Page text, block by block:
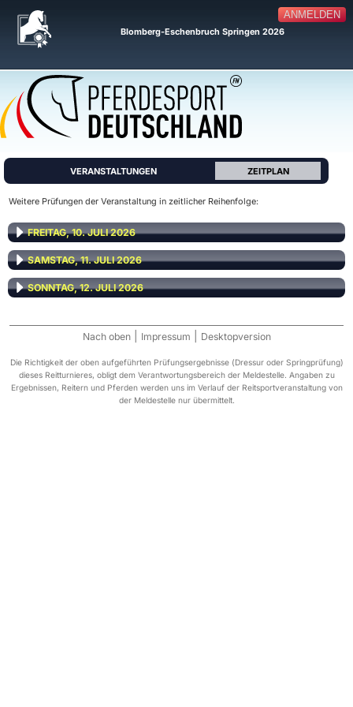
ANMELDEN
Blomberg-Eschenbruch Springen 2026
VERANSTALTUNGEN ZEITPLAN
Weitere Prüfungen der Veranstaltung in zeitlicher Reihenfolge:
FREITAG, 10. JULI 2026
SAMSTAG, 11. JULI 2026
SONNTAG, 12. JULI 2026
Nach oben Impressum Desktopversion
Die Richtigkeit der oben aufgeführten Prüfungsergebnisse (Dressur oder Springprüfung)
dieses Reitturnieres, obligt dem Verantwortungsbereich der Meldestelle. Angaben zu
Ergebnissen, Reitern und Pferden werden uns im Verlauf der Reitsportveranstaltung von
der Meldestelle nur übermittelt.